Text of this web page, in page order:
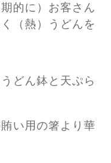
的に）お客さん
（熱）うどんを
どん鉢と天ぷら
い用の箸より華